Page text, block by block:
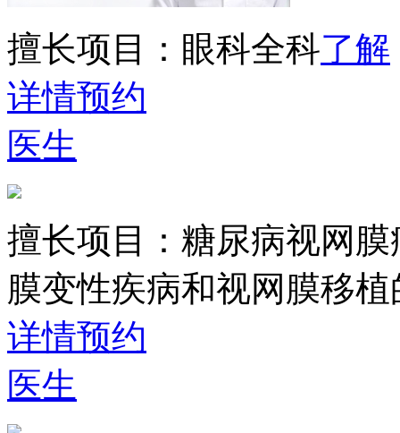
擅长项目： 眼科全科了解
详情预约
医生
擅长项目： 糖尿病视网
膜变性疾病和视网膜移
详情预约
医生